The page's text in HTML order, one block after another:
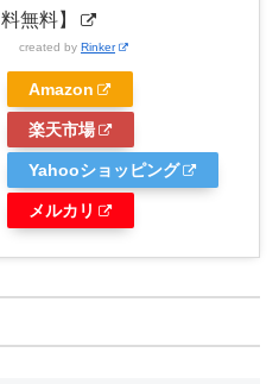
料無料】
created by Rinker
Amazon
楽天市場
Yahooショッピング
メルカリ